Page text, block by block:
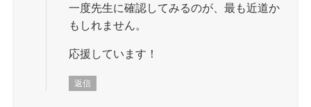
一度先生に確認してみるのが、最も近道か
もしれません。
応援しています！
返信